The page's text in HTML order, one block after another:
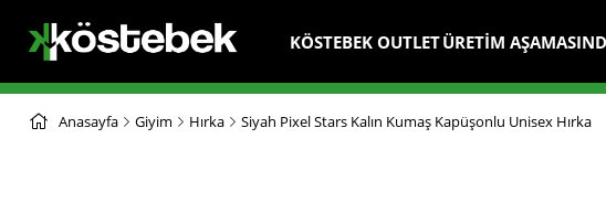
KÖSTEBEK OUTLETÜRETİM
Anasayfa Giyim Hırka Siyah Pixel Stars Kalın Kumaş Kapüşonlu Unisex Hırka